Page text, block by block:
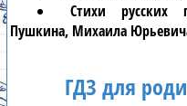
Стихи русских
Пушкина, Михаила
ГДЗ для